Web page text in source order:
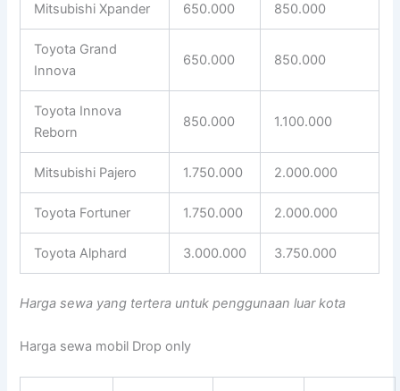
Mitsubishi Xpander 650.000 850.000
Toyota Grand
Innova
650.000 850.000
Toyota Innova
Reborn
850.000 1.100.000
Mitsubishi Pajero 1.750.000 2.000.000
Toyota Fortuner 1.750.000 2.000.000
Toyota Alphard 3.000.000 3.750.000
Harga sewa yang tertera untuk penggunaan luar kota
Harga sewa mobil Drop only